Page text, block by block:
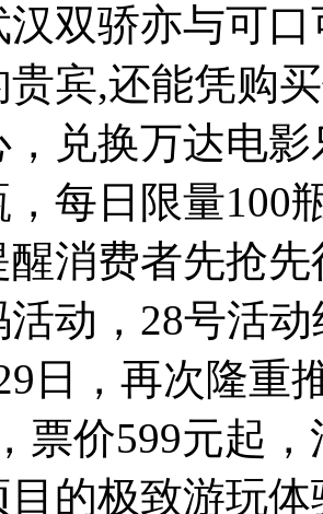
汉双骄亦与可
宾,还能凭购
兑换万达电
每日限量100
醒消费者先抢
活动，28号活
日，再次隆重
，票价599元起
的极致游玩体